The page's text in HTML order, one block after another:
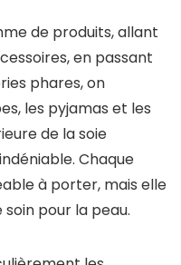
de produits, allant
en passant
phares, on
les pyjamas et les
de la soie
Chaque
à porter, mais elle
pour la peau.